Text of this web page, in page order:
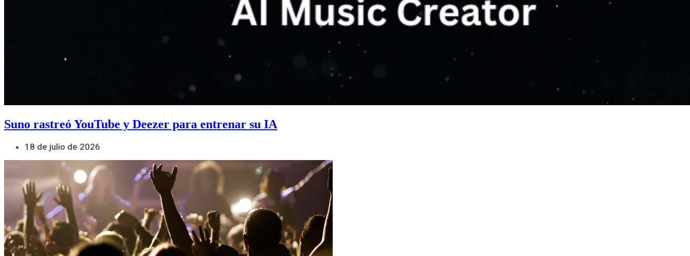
Suno rastreó YouTube y Deezer para entrenar su IA
18 de julio de 2026